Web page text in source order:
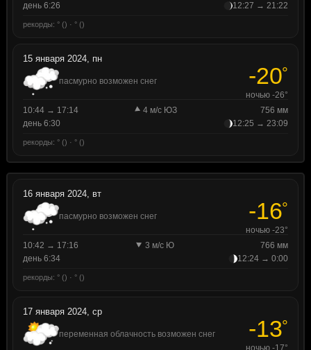
день 6:26
12:27 → 21:22
рекорды: ° () · ° ()
15 января 2024, пн
пасмурно возможен снег -20°
ночью -26°
10:44 → 17:14
4 м/с ЮЗ
756 мм
день 6:30
12:25 → 23:09
рекорды: ° () · ° ()
16 января 2024, вт
пасмурно возможен снег -16°
ночью -23°
10:42 → 17:16
3 м/с Ю
766 мм
день 6:34
12:24 → 0:00
рекорды: ° () · ° ()
17 января 2024, ср
переменная облачность возможен снег -13°